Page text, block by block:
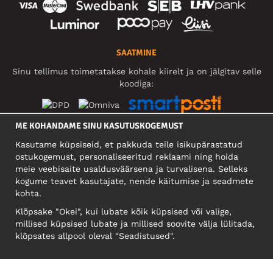
SAATMINE
Sinu tellimus toimetatakse kohale kiirelt ja on jälgitav selle
koodiga:
FIRMA
Mäeküla tn 9, EE-13525 Tallinn
Reg: 17449603, KMKR: EE102960721
ME KOHANDAME SINU KASUTUSKOGEMUST
Kasutame küpsiseid, et pakkuda teile isikupärastatud
ostukogemust, personaliseeritud reklaami ning hoida
meie veebisaite usaldusväärsena ja turvalisena. Selleks
kogume teavet kasutajate, nende käitumise ja seadmete
kohta.
Klõpsake "Okei", kui lubate kõik küpsised või valige,
millised küpsised lubate ja millised soovite välja lülitada,
klõpsates allpool oleval "Seadistused".